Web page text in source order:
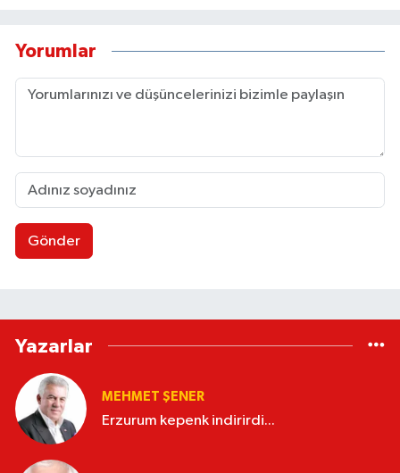
Yorumlar
Gönder
Yazarlar
MEHMET ŞENER
Erzurum kepenk indirirdi...